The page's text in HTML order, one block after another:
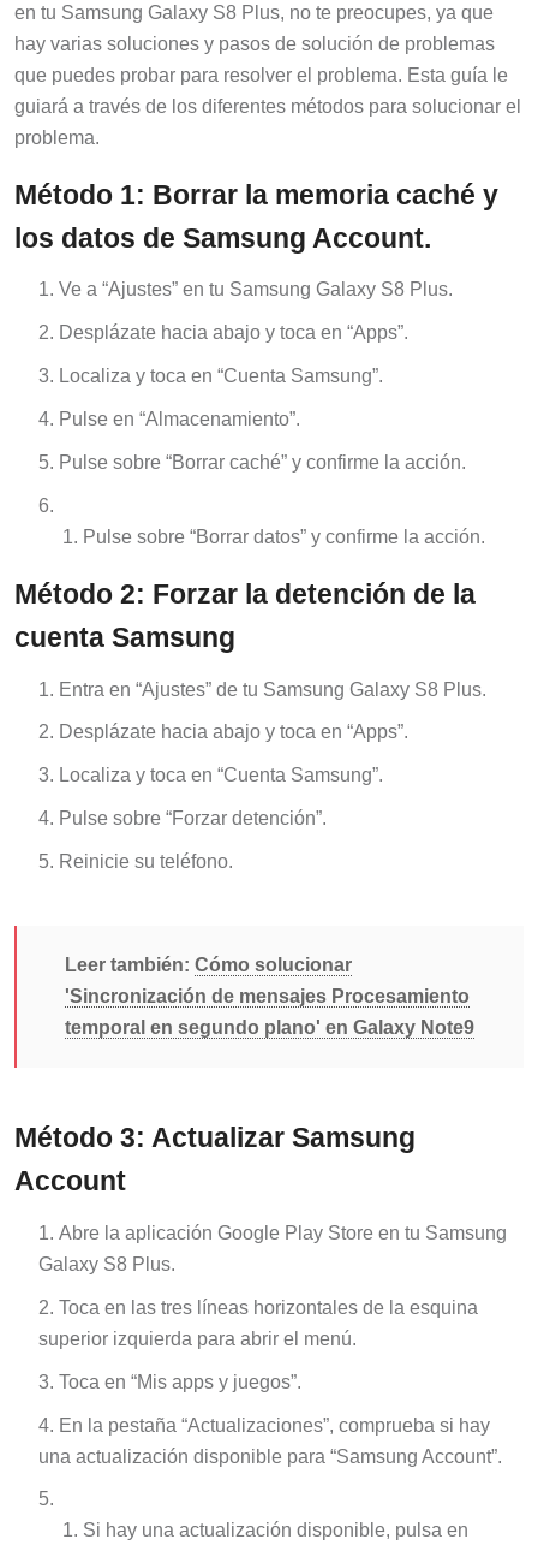
en tu Samsung Galaxy S8 Plus, no te preocupes, ya que
hay varias soluciones y pasos de solución de problemas
que puedes probar para resolver el problema. Esta guía le
guiará a través de los diferentes métodos para solucionar el
problema.
Método 1: Borrar la memoria caché y
los datos de Samsung Account.
Ve a “Ajustes” en tu Samsung Galaxy S8 Plus.
Desplázate hacia abajo y toca en “Apps”.
Localiza y toca en “Cuenta Samsung”.
Pulse en “Almacenamiento”.
Pulse sobre “Borrar caché” y confirme la acción.
Pulse sobre “Borrar datos” y confirme la acción.
Método 2: Forzar la detención de la
cuenta Samsung
Entra en “Ajustes” de tu Samsung Galaxy S8 Plus.
Desplázate hacia abajo y toca en “Apps”.
Localiza y toca en “Cuenta Samsung”.
Pulse sobre “Forzar detención”.
Reinicie su teléfono.
Leer también: Cómo solucionar
'Sincronización de mensajes Procesamiento
temporal en segundo plano' en Galaxy Note9
Método 3: Actualizar Samsung
Account
Abre la aplicación Google Play Store en tu Samsung
Galaxy S8 Plus.
Toca en las tres líneas horizontales de la esquina
superior izquierda para abrir el menú.
Toca en “Mis apps y juegos”.
En la pestaña “Actualizaciones”, comprueba si hay
una actualización disponible para “Samsung Account”.
Si hay una actualización disponible, pulsa en